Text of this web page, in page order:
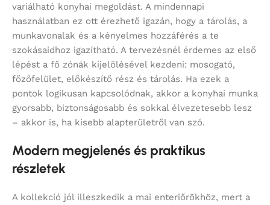
variálható konyhai megoldást. A mindennapi
használatban ez ott érezhető igazán, hogy a tárolás, a
munkavonalak és a kényelmes hozzáférés a te
szokásaidhoz igazítható. A tervezésnél érdemes az első
lépést a fő zónák kijelölésével kezdeni: mosogató,
főzőfelület, előkészítő rész és tárolás. Ha ezek a
pontok logikusan kapcsolódnak, akkor a konyhai munka
gyorsabb, biztonságosabb és sokkal élvezetesebb lesz
– akkor is, ha kisebb alapterületről van szó.
Modern megjelenés és praktikus
részletek
A kollekció jól illeszkedik a mai enteriőrökhöz, mert a